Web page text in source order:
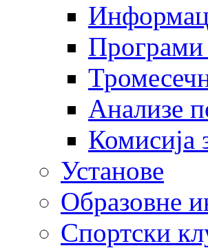
Анализе
Комисија
Установе
Образовне
Спортски